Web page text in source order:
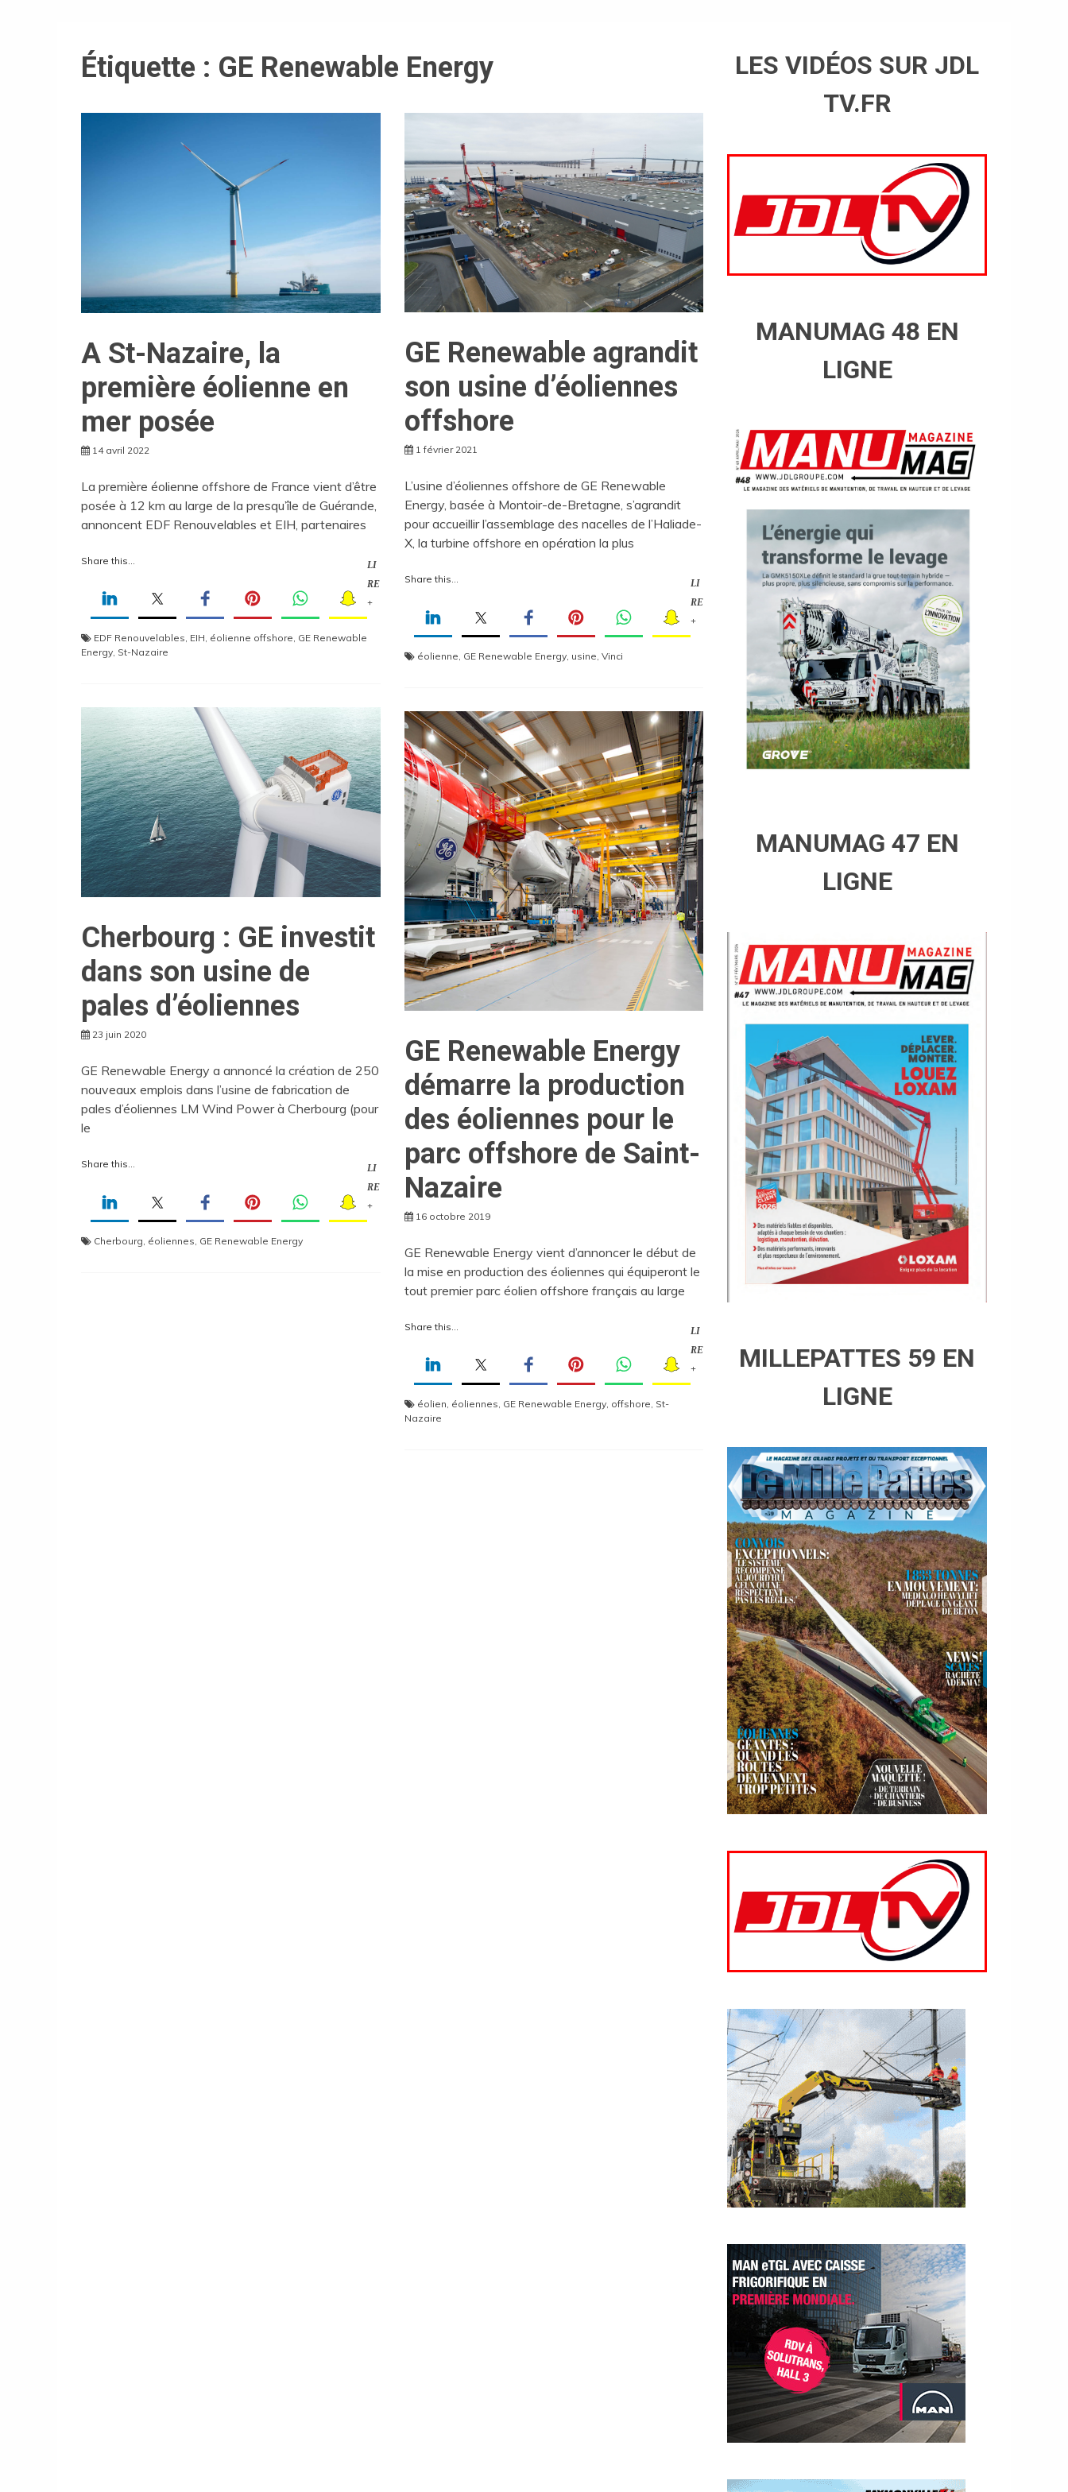
Étiquette : GE Renewable Energy
A St-Nazaire, la
première éolienne en
mer posée
14 avril 2022
La première éolienne offshore de France vient d’être
posée à 12 km au large de la presqu’île de Guérande,
annoncent EDF Renouvelables et EIH, partenaires
Share this...
LI
RE
+
EDF Renouvelables EIH éolienne offshore GE Renewable
Energy St-Nazaire
GE Renewable agrandit
son usine d’éoliennes
offshore
1 février 2021
L’usine d’éoliennes offshore de GE Renewable
Energy, basée à Montoir-de-Bretagne, s’agrandit
pour accueillir l’assemblage des nacelles de l’Haliade-
X, la turbine offshore en opération la plus
Share this...
LI
RE
+
éolienne, GE Renewable Energy, usine, Vinci
Cherbourg : GE investit
dans son usine de
pales d’éoliennes
23 juin 2020
GE Renewable Energy a annoncé la création de 250
nouveaux emplois dans l’usine de fabrication de
pales d’éoliennes LM Wind Power à Cherbourg (pour
le
Share this...
LI
RE
+
Cherbourg, éoliennes, GE Renewable Energy
GE Renewable Energy
démarre la production
des éoliennes pour le
parc offshore de Saint-
Nazaire
16 octobre 2019
GE Renewable Energy vient d’annoncer le début de
la mise en production des éoliennes qui équiperont le
tout premier parc éolien offshore français au large
Share this...
LI
RE
+
éolien éoliennes GE Renewable Energy, offshore St-
Nazaire
LES VIDÉOS SUR JDL
TV.FR
MANUMAG 48 EN
LIGNE
MANUMAG 47 EN
LIGNE
MILLEPATTES 59 EN
LIGNE